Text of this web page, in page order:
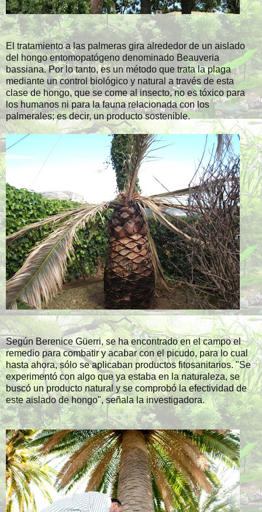
El tratamiento a las palmeras gira alrededor de un aislado
del hongo entomopatógeno denominado Beauveria
bassiana. Por lo tanto, es un método que trata la plaga
mediante un control biológico y natural a través de esta
clase de hongo, que se come al insecto, no es tóxico para
los humanos ni para la fauna relacionada con los
palmerales; es decir, un producto sostenible.
Según Berenice Güerri, se ha encontrado en el campo el
remedio para combatir y acabar con el picudo, para lo cual
hasta ahora, sólo se aplicaban productos fitosanitarios. "Se
experimentó con algo que ya estaba en la naturaleza, se
buscó un producto natural y se comprobó la efectividad de
este aislado de hongo", señala la investigadora.